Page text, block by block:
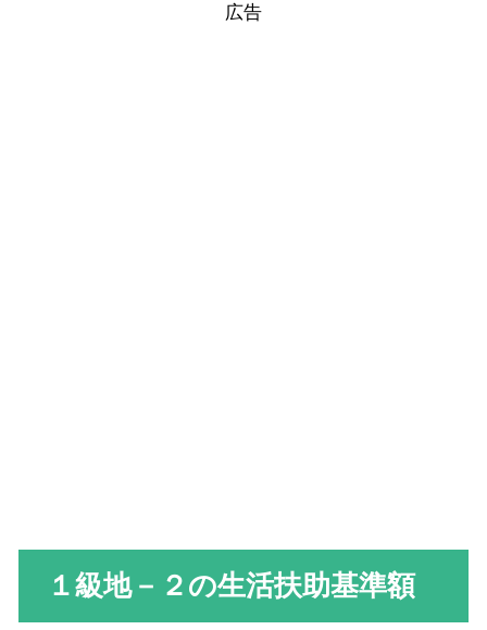
１級地－２の生活扶助基準額